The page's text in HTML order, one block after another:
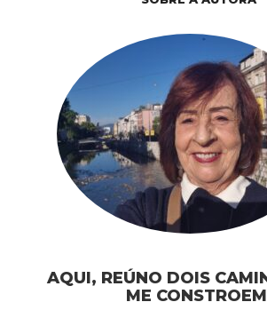
AQUI, REÚNO DOIS
ME